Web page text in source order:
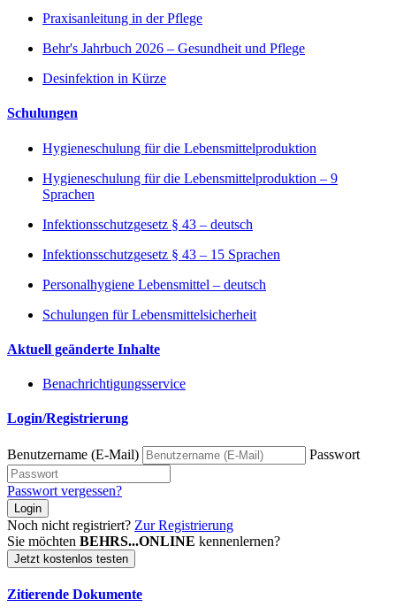
Praxisanleitung in der Pflege
Behr's Jahrbuch 2026 – Gesundheit und Pflege
Desinfektion in Kürze
Schulungen
Hygieneschulung für die Lebensmittelproduktion
Hygieneschulung für die Lebensmittelproduktion – 9
Sprachen
Infektionsschutzgesetz § 43 – deutsch
Infektionsschutzgesetz § 43 – 15 Sprachen
Personalhygiene Lebensmittel – deutsch
Schulungen für Lebensmittelsicherheit
Aktuell geänderte Inhalte
Benachrichtigungsservice
Login/Registrierung
Benutzername (E-Mail) Passwort
Passwort vergessen?
Login
Noch nicht registriert? Zur Registrierung
Sie möchten BEHRS...ONLINE kennenlernen?
Jetzt kostenlos testen
Zitierende Dokumente